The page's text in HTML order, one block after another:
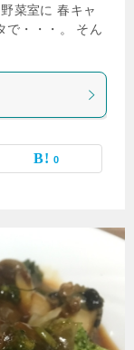
菜室に 春キャ
で・・・。 そん
0